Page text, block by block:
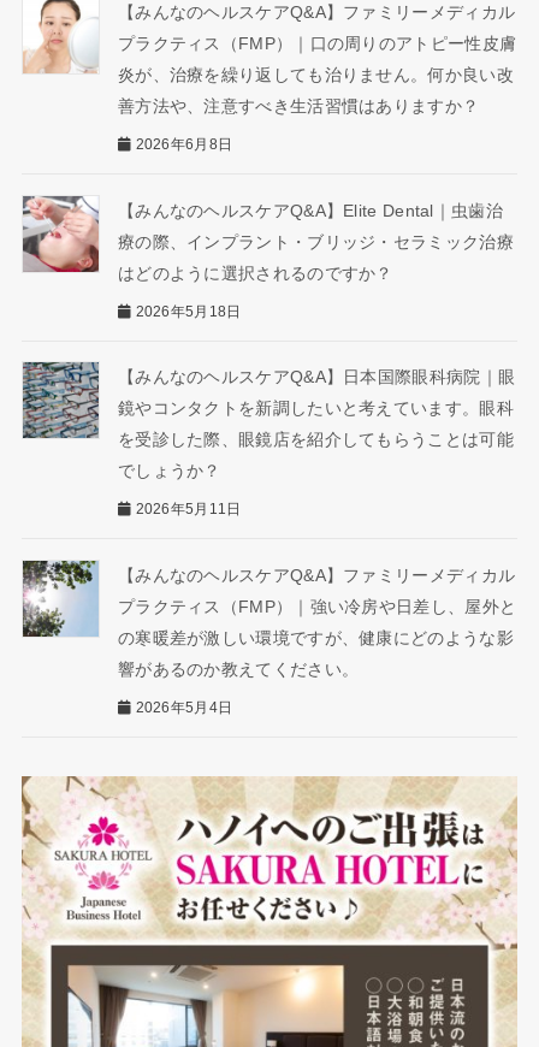
【みんなのヘルスケアQ&A】ファミリーメディカル
プラクティス（FMP）｜口の周りのアトピー性皮膚
炎が、治療を繰り返しても治りません。何か良い改
善方法や、注意すべき生活習慣はありますか？
2026年6月8日
【みんなのヘルスケアQ&A】Elite Dental｜虫歯治
療の際、インプラント・ブリッジ・セラミック治療
はどのように選択されるのですか？
2026年5月18日
【みんなのヘルスケアQ&A】日本国際眼科病院｜眼
鏡やコンタクトを新調したいと考えています。眼科
を受診した際、眼鏡店を紹介してもらうことは可能
でしょうか？
2026年5月11日
【みんなのヘルスケアQ&A】ファミリーメディカル
プラクティス（FMP）｜強い冷房や日差し、屋外と
の寒暖差が激しい環境ですが、健康にどのような影
響があるのか教えてください。
2026年5月4日